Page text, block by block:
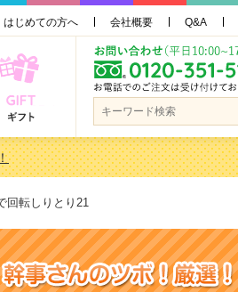
はじめての方へ 会社概要 Q&A
ってうれしい人気ラ…
した！
ってうれしい人気ラ…
回転しりとり21